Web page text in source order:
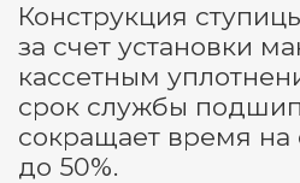
Конструкция
за счет установки
кассетным
срок службы
сокращает время
до 50%.